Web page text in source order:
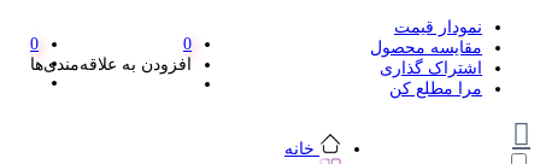
نمودار قیمت
مقایسه محصول
اشتراک گذاری
مرا مطلع کن
0
افزودن به علاقه‌مندی‌ها
0
خانه